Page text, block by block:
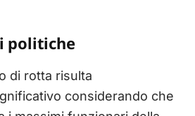
politiche
di rotta risulta
considerando che